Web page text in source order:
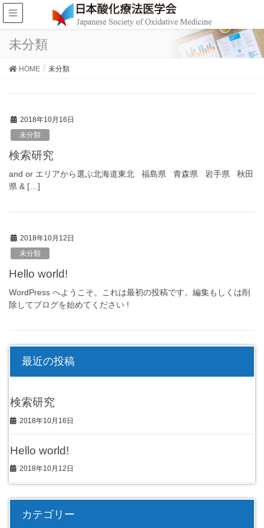
未分類
HOME 未分類
2018年10月16日
未分類
検索研究
and or エリアから選ぶ北海道東北 福島県 青森県 岩手県 秋田
県 & […]
2018年10月12日
未分類
Hello world!
WordPress へようこそ。これは最初の投稿です。編集もしくは削
除してブログを始めてください !
最近の投稿
検索研究
2018年10月16日
Hello world!
2018年10月12日
カテゴリー